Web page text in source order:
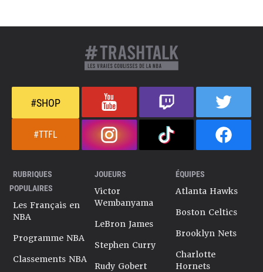
#SHOP
#TTFL
RUBRIQUES
POPULAIRES
Les Français en
NBA
Programme NBA
Classements NBA
JOUEURS
Victor
Wembanyama
LeBron James
Stephen Curry
Rudy Gobert
ÉQUIPES
Atlanta Hawks
Boston Celtics
Brooklyn Nets
Charlotte
Hornets